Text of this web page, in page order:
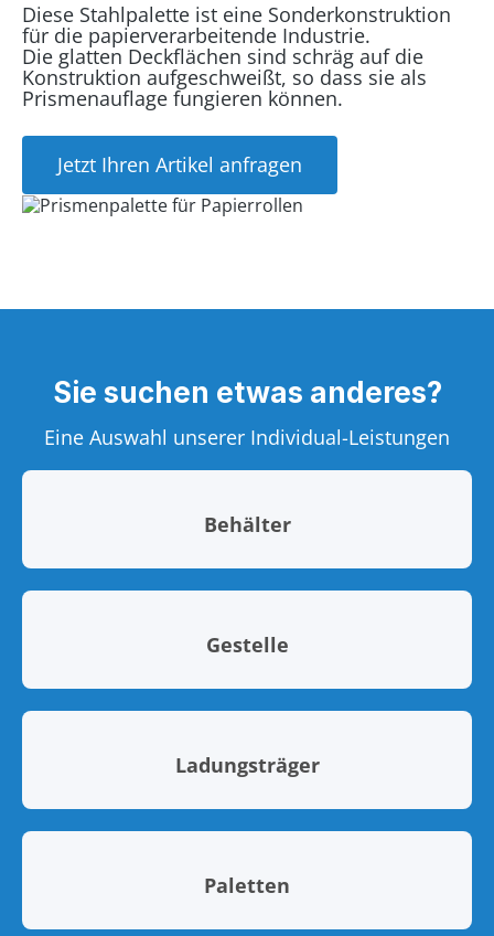
Diese Stahlpalette ist eine Sonderkonstruktion
für die papierverarbeitende Industrie.
Die glatten Deckflächen sind schräg auf die
Konstruktion aufgeschweißt, so dass sie als
Prismenauflage fungieren können.
Jetzt Ihren Artikel anfragen
Sie suchen etwas anderes?
Eine Auswahl unserer Individual-Leistungen
Behälter
Gestelle
Ladungsträger
Paletten